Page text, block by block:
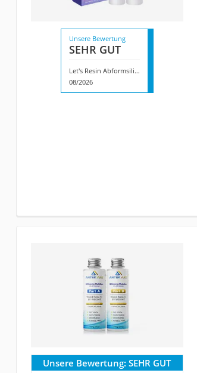
Unsere Bewertung
SEHR GUT
Let's Resin Abformsilikon
08/2026
Unsere Bewertung: SEHR GUT